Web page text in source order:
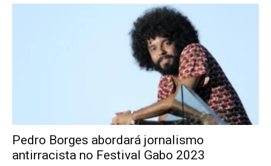
Pedro Borges abordará jornalismo
antirracista no Festival Gabo 2023